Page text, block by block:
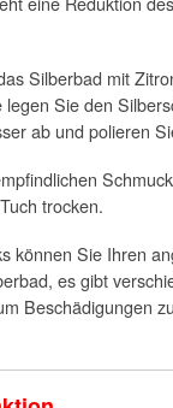
Silberbad mit
Sie den
ab und polieren
trocken.
können Sie Ihren
es gibt
Beschädigungen